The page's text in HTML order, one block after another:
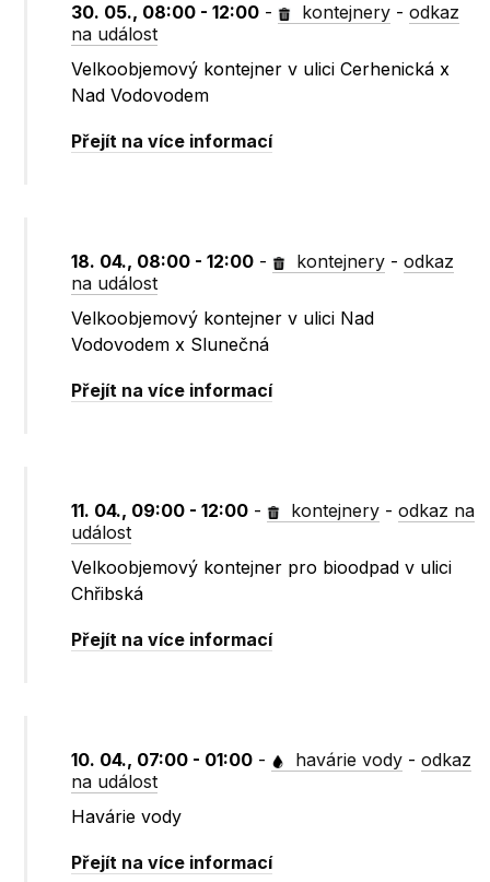
30. 05., 08:00 - 12:00 - kontejnery -odkaz
na událost
Velkoobjemový kontejner v ulici Cerhenická x
Nad Vodovodem
Přejít na více informací
18. 04., 08:00 - 12:00 - kontejnery -odkaz
na událost
Velkoobjemový kontejner v ulici Nad
Vodovodem x Slunečná
Přejít na více informací
11. 04., 09:00 - 12:00 - kontejnery -odkaz na
událost
Velkoobjemový kontejner pro bioodpad v ulici
Chřibská
Přejít na více informací
10. 04., 07:00 - 01:00 - havárie vody -odkaz
na událost
Havárie vody
Přejít na více informací